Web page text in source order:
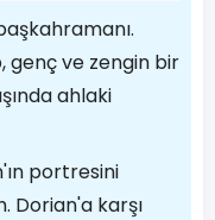
genç ve zengin bir
ahlaki
portresini
Dorian'a karşı